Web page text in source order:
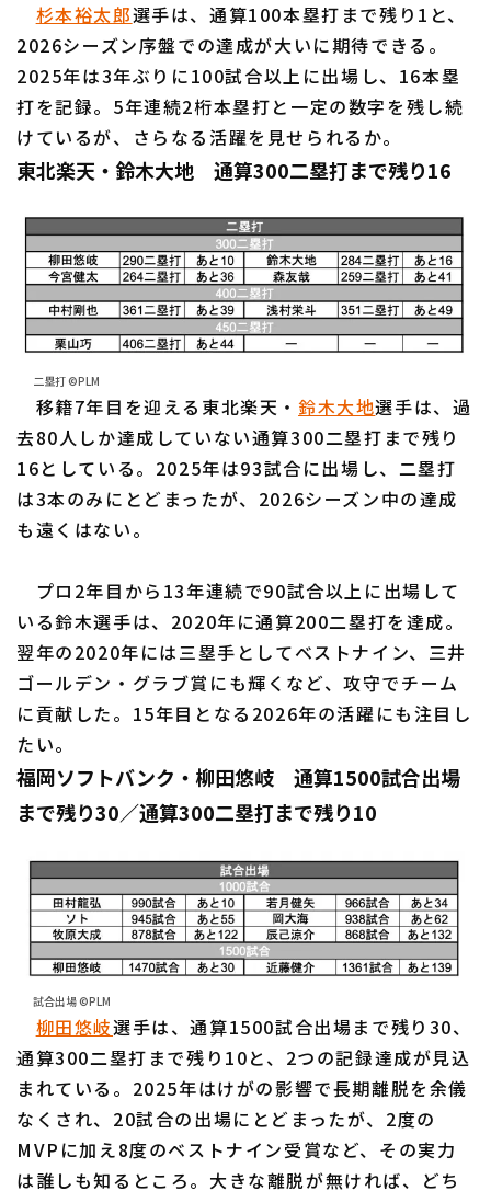
杉本裕太郎選手は、通算100本塁打まで残り1と、
2026シーズン序盤での達成が大いに期待できる。
2025年は3年ぶりに100試合以上に出場し、16本塁
打を記録。5年連続2桁本塁打と一定の数字を残し続
けているが、さらなる活躍を見せられるか。
東北楽天・鈴木大地 通算300二塁打まで残り16
二塁打 ©PLM
移籍7年目を迎える東北楽天・鈴木大地選手は、過
去80人しか達成していない通算300二塁打まで残り
16としている。2025年は93試合に出場し、二塁打
は3本のみにとどまったが、2026シーズン中の達成
も遠くはない。
プロ2年目から13年連続で90試合以上に出場して
いる鈴木選手は、2020年に通算200二塁打を達成。
翌年の2020年には三塁手としてベストナイン、三井
ゴールデン・グラブ賞にも輝くなど、攻守でチーム
に貢献した。15年目となる2026年の活躍にも注目し
たい。
福岡ソフトバンク・柳田悠岐 通算1500試合出場
まで残り30／通算300二塁打まで残り10
試合出場 ©PLM
柳田悠岐選手は、通算1500試合出場まで残り30、
通算300二塁打まで残り10と、2つの記録達成が見込
まれている。2025年はけがの影響で長期離脱を余儀
なくされ、20試合の出場にとどまったが、2度の
MVPに加え8度のベストナイン受賞など、その実力
は誰しも知るところ。大きな離脱が無ければ、どち